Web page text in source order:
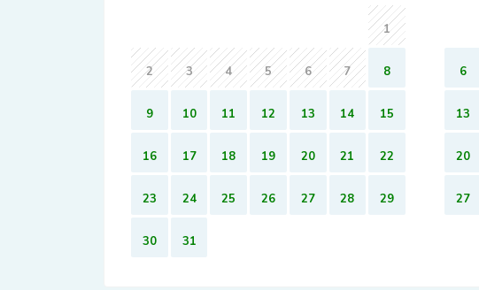
1
2 3 4 5 6 7 8
9 10 11 12 13 14 15
16 17 18 19 20 21 22
23 24 25 26 27 28 29
30 31
6
13
20
27